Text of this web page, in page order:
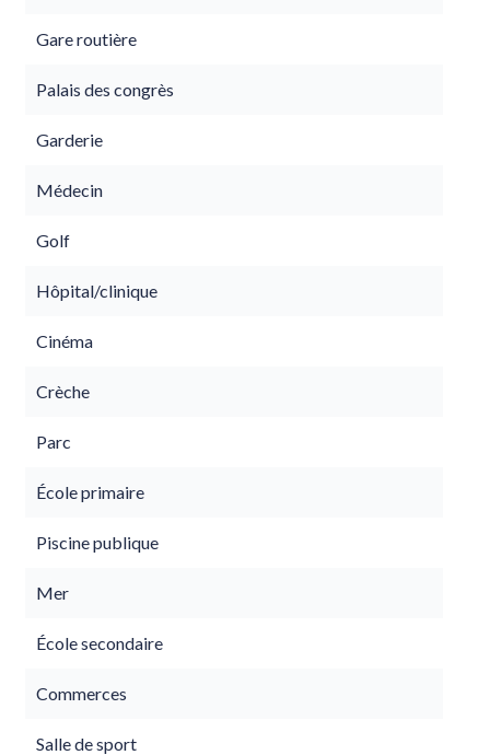
Gare routière
Palais des congrès
Garderie
Médecin
Golf
Hôpital/clinique
Cinéma
Crèche
Parc
École primaire
Piscine publique
Mer
École secondaire
Commerces
Salle de sport